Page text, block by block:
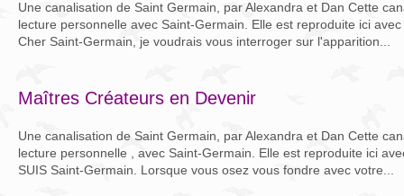
Une canalisation de Saint Germain, par Alexandra et Dan Cette
lecture personnelle avec Saint-Germain. Elle est reproduite ici
Cher Saint-Germain, je voudrais vous interroger sur l'apparition...
Maîtres Créateurs en Devenir
Une canalisation de Saint Germain, par Alexandra et Dan Cette
lecture personnelle , avec Saint-Germain. Elle est reproduite ici
SUIS Saint-Germain. Lorsque vous osez vous fondre avec votre...